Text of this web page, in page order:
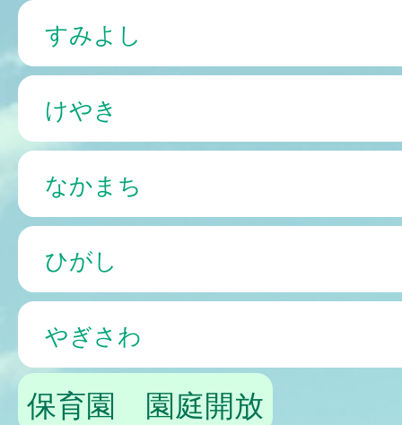
すみよし
けやき
なかまち
ひがし
やぎさわ
保育園 園庭開放